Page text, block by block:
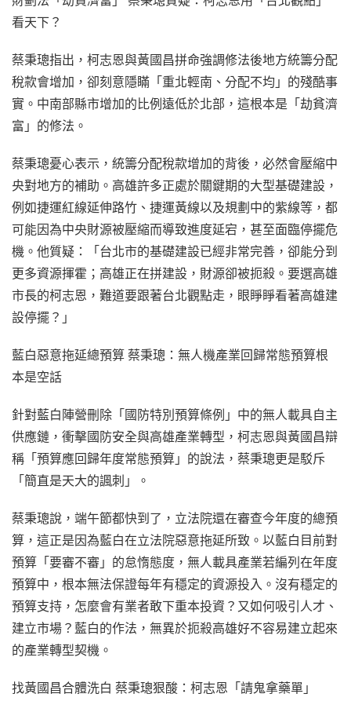
看天下？
蔡秉璁指出，柯志恩與黃國昌拼命強調修法後地方統籌分配
稅款會增加，卻刻意隱瞞「重北輕南、分配不均」的殘酷事
實。中南部縣市增加的比例遠低於北部，這根本是「劫貧濟
富」的修法。
蔡秉璁憂心表示，統籌分配稅款增加的背後，必然會壓縮中
央對地方的補助。高雄許多正處於關鍵期的大型基礎建設，
例如捷運紅線延伸路竹、捷運黃線以及規劃中的紫線等，都
可能因為中央財源被壓縮而導致進度延宕，甚至面臨停擺危
機。他質疑：「台北市的基礎建設已經非常完善，卻能分到
更多資源揮霍；高雄正在拼建設，財源卻被扼殺。要選高雄
市長的柯志恩，難道要跟著台北觀點走，眼睜睜看著高雄建
設停擺？」
藍白惡意拖延總預算 蔡秉璁：無人機產業回歸常態預算根
本是空話
針對藍白陣營刪除「國防特別預算條例」中的無人載具自主
供應鏈，衝擊國防安全與高雄產業轉型，柯志恩與黃國昌辯
稱「預算應回歸年度常態預算」的說法，蔡秉璁更是駁斥
「簡直是天大的諷刺」。
蔡秉璁說，端午節都快到了，立法院還在審查今年度的總預
算，這正是因為藍白在立法院惡意拖延所致。以藍白目前對
預算「要審不審」的怠惰態度，無人載具產業若編列在年度
預算中，根本無法保證每年有穩定的資源投入。沒有穩定的
預算支持，怎麼會有業者敢下重本投資？又如何吸引人才、
建立市場？藍白的作法，無異於扼殺高雄好不容易建立起來
的產業轉型契機。
找黃國昌合體洗白 蔡秉璁狠酸：柯志恩「請鬼拿藥單」